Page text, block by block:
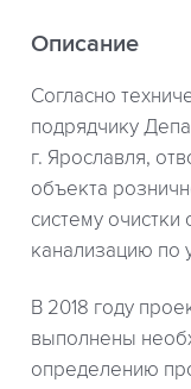
Описание
Согласно
подрядчику
г. Ярославля,
объекта
систему
канализацию по
В 2018 году
выполнены
определению